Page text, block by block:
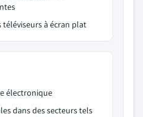
à écran plat
électronique
dans des secteurs tels